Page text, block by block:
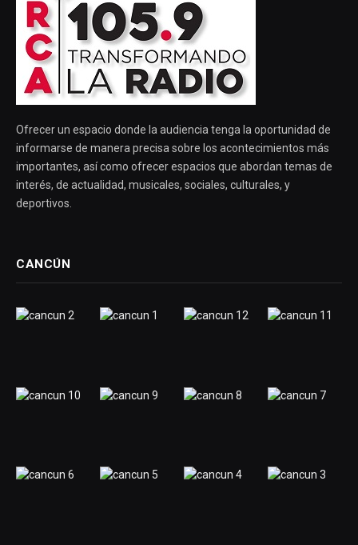
Ofrecer un espacio donde la audiencia tenga la oportunidad de
informarse de manera precisa sobre los acontecimientos más
importantes, así como ofrecer espacios que abordan temas de
interés, de actualidad, musicales, sociales, culturales, y
deportivos.
CANCÚN